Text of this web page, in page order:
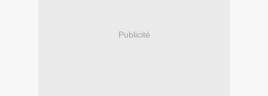
Publicité